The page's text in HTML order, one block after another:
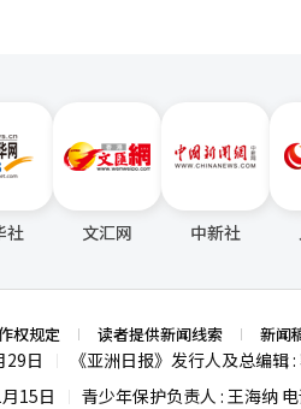
变了全球制药产业的格局。肥胖不仅
。肥胖治疗市场未来有可能达到数万
子是韩国工业化的象征。它是一家同
HBM和先进封装的竞争力再次受到关
式在全球金融市场仍然具有重大影
零售仍然是人类生活的基本产业。⑭
AI和半导体的价值。尽管如此，能
大通是美国金融体系的核心。它在全
间，都是以“工作”为借口获得的最甜美
社 文汇网 中新社
权规定 读者提供新闻线索 新闻
29日 《亚洲日报》发行人及总编辑
15日 青少年保护负责人 : 王海纳